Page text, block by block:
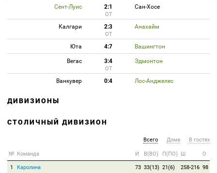
Сент-Луис 2:1 Сан-Хосе
ОТ
Калгари 2:3 Анахайм
ОТ
Юта 4:7 Вашингтон
Вегас 3:4 Эдмонтон
ОТ
Ванкувер 0:4 Лос-Анджелес
ДИВИЗИОНЫ
СТОЛИЧНЫЙ ДИВИЗИОН
Всего Дома В гостях
№ Команда И В(ВО) П(ПО) Ш О
1 Каролина 73 33(13) 21(6) 258-216 98